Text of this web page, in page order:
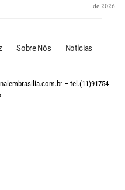
de 2026
Sobre Nós Notícias
– tel.(11)91754-